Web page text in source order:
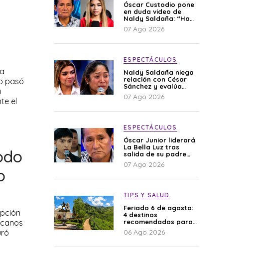
pasó
el
Óscar Custodio pone
en duda video de
Naldy Saldaña: “Hay
cosas que de repente
se han editado”
07 Ago 2026
ESPECTÁCULOS
Naldy Saldaña niega
relación con César
Sánchez y evalúa
denunciar a su
esposa: “Es una
07 Ago 2026
ESPECTÁCULOS
Óscar Junior liderará
La Bella Luz tras
salida de su padre
por polémica con
Naldy Saldaña
07 Ago 2026
TIPS Y SALUD
Feriado 6 de agosto:
4 destinos
recomendados para
disfrutar el descanso
06 Ago 2026